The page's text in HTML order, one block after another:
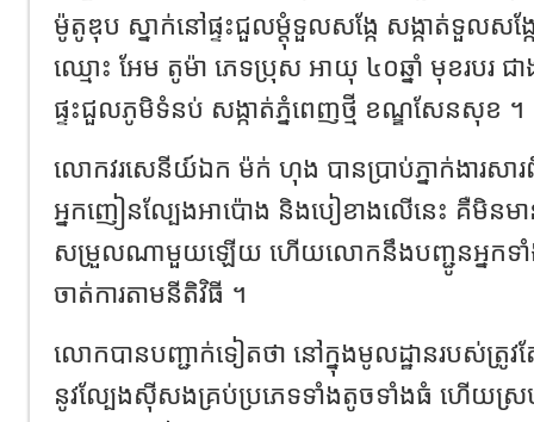
ម៉ូតូឌុប ស្នាក់នៅផ្ទះជួលម្ដុំទួលសង្កែ សង្កាត់ទួលស
ឈ្មោះ អែម តូម៉ា ភេទប្រុស អាយុ ៤០ឆ្នាំ មុខរបរ ជា
ផ្ទះជួលភូមិទំនប់ សង្កាត់ភ្នំពេញថ្មី ខណ្ឌសែនសុខ ។
លោកវរសេនីយ៍ឯក ម៉ក់ ហុង បានប្រាប់ភ្នាក់ងារសារ
អ្នកញៀនល្បែងអាប៉ោង និងបៀខាងលើនេះ គឺមិនម
សម្រួលណាមួយឡើយ ហើយលោកនឹងបញ្ជូនអ្នកទាំងន
ចាត់ការតាមនីតិវិធី ។
លោកបានបញ្ជាក់ទៀតថា នៅក្នុងមូលដ្ឋានរបស់ត្រូវ
នូវល្បែងស៊ីសងគ្រប់ប្រភេទទាំងតូចទាំងធំ ហើយស្